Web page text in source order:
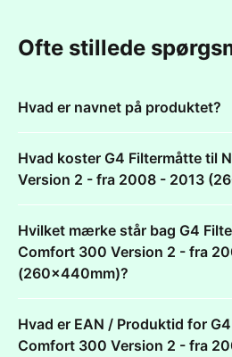
Ofte stillede
Hvad er navnet på produktet?
Hvad koster G4 Filtermåtte til
Version 2 - fra 2008 - 2013
Hvilket mærke står bag G4
Comfort 300 Version 2 - fra
(260x440mm)?
Hvad er EAN / Produktid for
Comfort 300 Version 2 - fra